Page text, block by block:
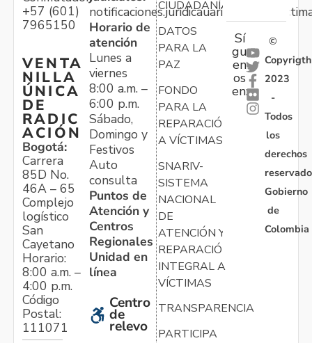
+57 (601)
7965150
VENTA
NILLA
ÚNICA
DE
RADIC
ACIÓN
Bogotá:
Carrera
85D No.
46A – 65
Complejo
logístico
San
Cayetano
Horario:
8:00 a.m. –
4:00 p.m.
Código
Postal:
111071
Horario de
atención
Lunes a
viernes
8:00 a.m. –
6:00 p.m.
Sábado,
Domingo y
Festivos
Auto
consulta
Puntos de
Atención y
Centros
Regionales
Unidad en
línea
Centro
de
relevo
CIUDADANÍA
DATOS
PARA LA
PAZ
FONDO
PARA LA
REPARACIÓN
A VÍCTIMAS
SNARIV-
SISTEMA
NACIONAL
DE
ATENCIÓN Y
REPARACIÓN
INTEGRAL A
VÍCTIMAS
TRANSPARENCIA
PARTICIPA
Sí
gu
en
os
en:
©
Copyrigth
2023
-
Todos
los
derechos
Gobierno
de
Colombia